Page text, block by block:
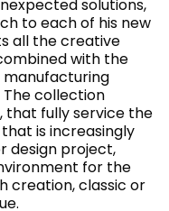
solutions,
to each of his new
all the creative
with the
manufacturing
collection
that fully service the
is increasingly
design project,
for the
creation, classic or